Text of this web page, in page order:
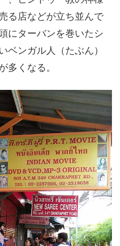
る店などが立ち並んで
にターバンを巻いたシ
ベンガル人（たぶん）
多くなる。